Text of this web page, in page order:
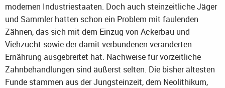
modernen Industriestaaten. Doch auch steinzeitliche Jäger
und Sammler hatten schon ein Problem mit faulenden
Zähnen, das sich mit dem Einzug von Ackerbau und
Viehzucht sowie der damit verbundenen veränderten
Ernährung ausgebreitet hat. Nachweise für vorzeitliche
Zahnbehandlungen sind äußerst selten. Die bisher ältesten
Funde stammen aus der Jungsteinzeit, dem Neolithikum,